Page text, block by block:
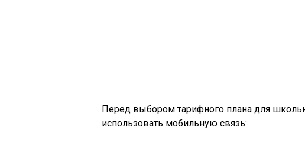
Перед выбором тарифного плана для
использовать мобильную связь: